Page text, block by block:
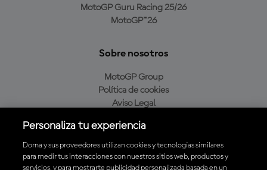
MotoGP Guru Racing 25/26
MotoGP™26
Sobre nosotros
MotoGP Group
Política de cookies
Aviso Legal
Política de compra
Personaliza tu experiencia
Dorna y sus proveedores utilizan cookies y tecnologías similares
para medir tus interacciones con nuestros sitios web, productos y
servicios, y para mostrarte publicidad personalizada basada en un